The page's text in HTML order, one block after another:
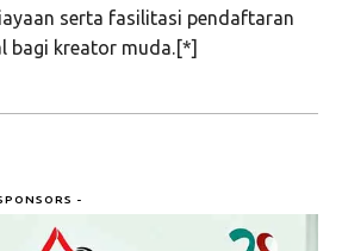
serta fasilitasi pendaftaran
bagi kreator muda.[*]
-